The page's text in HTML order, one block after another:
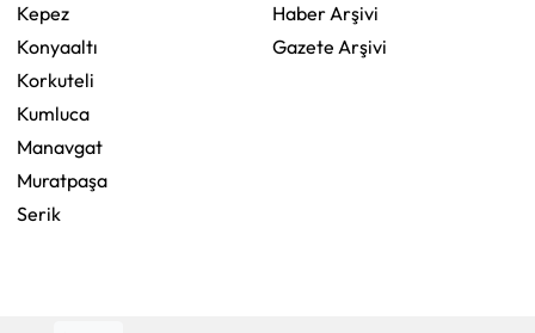
Kepez
Konyaaltı
Korkuteli
Kumluca
Manavgat
Muratpaşa
Serik
Haber Arşivi
Gazete Arşivi